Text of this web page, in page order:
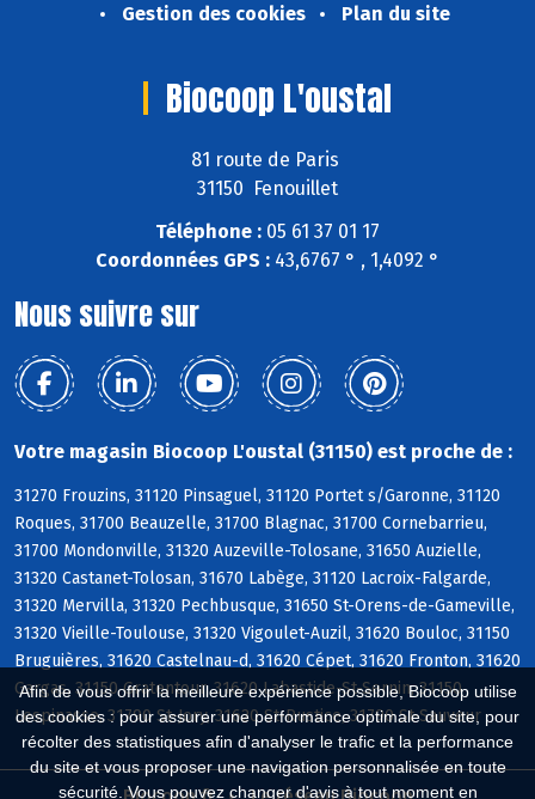
Afin de vous offrir la meilleure expérience possible, Biocoop utilise
des cookies : pour assurer une performance optimale du site, pour
récolter des statistiques afin d'analyser le trafic et la performance
du site et vous proposer une navigation personnalisée en toute
sécurité. Vous pouvez changer d'avis à tout moment en
Gestion des cookies
Plan du site
Biocoop L'oustal
81 route de Paris
31150 Fenouillet
Téléphone : 05 61 37 01 17
Coordonnées GPS : 43,6767 ° , 1,4092 °
Nous suivre sur
Votre magasin Biocoop L'oustal (31150) est proche de :
31270 Frouzins, 31120 Pinsaguel, 31120 Portet s/Garonne, 31120
Roques, 31700 Beauzelle, 31700 Blagnac, 31700 Cornebarrieu,
31700 Mondonville, 31320 Auzeville-Tolosane, 31650 Auzielle,
31320 Castanet-Tolosan, 31670 Labège, 31120 Lacroix-Falgarde,
31320 Mervilla, 31320 Pechbusque, 31650 St-Orens-de-Gameville,
31320 Vieille-Toulouse, 31320 Vigoulet-Auzil, 31620 Bouloc, 31150
Bruguières, 31620 Castelnau-d, 31620 Cépet, 31620 Fronton, 31620
Gargas, 31150 Gratentour, 31620 Labastide-St-Sernin, 31150
Lespinasse, 31790 St-Jory, 31620 St-Rustice, 31790 St-Sauveur